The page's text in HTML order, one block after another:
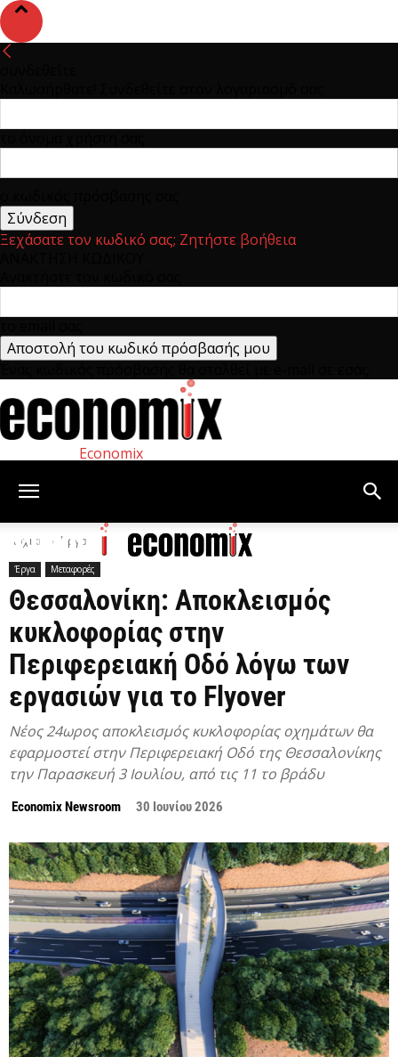
Ξεχάσατε τον κωδικό σας; Ζητήστε βοήθεια
Economix
Αρχική Έργα
Έργα Μεταφορές
Θεσσαλονίκη: Αποκλεισμός
κυκλοφορίας στην
Περιφερειακή Οδό λόγω των
εργασιών για το Flyover
Νέος 24ωρος αποκλεισμός κυκλοφορίας οχημάτων θα
εφαρμοστεί στην Περιφερειακή Οδό της Θεσσαλονίκης
την Παρασκευή 3 Ιουλίου, από τις 11 το βράδυ
Economix Newsroom 30 Ιουνίου 2026